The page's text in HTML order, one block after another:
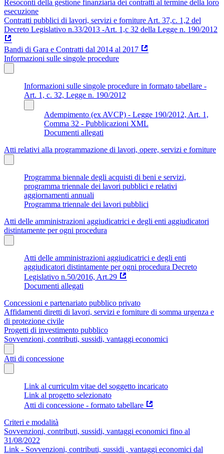
Resoconti della gestione finanziaria dei contratti al termine della loro
esecuzione
Contratti pubblici di lavori, servizi e forniture Art. 37,c. 1,2 del
Decreto Legislativo n.33/2013 -Art. 1,c 32 della Legge n. 190/2012
Bandi di Gara e Contratti dal 2014 al 2017
Informazioni sulle singole procedure
Informazioni sulle singole procedure in formato tabellare -
Art. 1, c. 32, Legge n. 190/2012
Adempimento (ex AVCP) - Legge 190/2012, Art. 1,
Comma 32 - Pubblicazioni XML
Documenti allegati
Atti relativi alla programmazione di lavori, opere, servizi e forniture
Programma biennale degli acquisti di beni e servizi,
programma triennale dei lavori pubblici e relativi
aggiornamenti annuali
Programma triennale dei lavori pubblici
Atti delle amministrazioni aggiudicatrici e degli enti aggiudicatori
distintamente per ogni procedura
Atti delle amministrazioni aggiudicatrici e degli enti
aggiudicatori distintamente per ogni procedura Decreto
Legislativo n.50/2016, Art.29
Documenti allegati
Concessioni e partenariato pubblico privato
Affidamenti diretti di lavori, servizi e forniture di somma urgenza e
di protezione civile
Progetti di investimento pubblico
Sovvenzioni, contributi, sussidi, vantaggi economici
Atti di concessione
Link al curriculm vitae del soggetto incaricato
Link al progetto selezionato
Atti di concessione - formato tabellare
Criteri e modalità
Sovvenzioni, contributi, sussidi, vantaggi economici fino al
31/08/2022
Link - Sovvenzioni, contributi, sussidi , vantaggi economici dal